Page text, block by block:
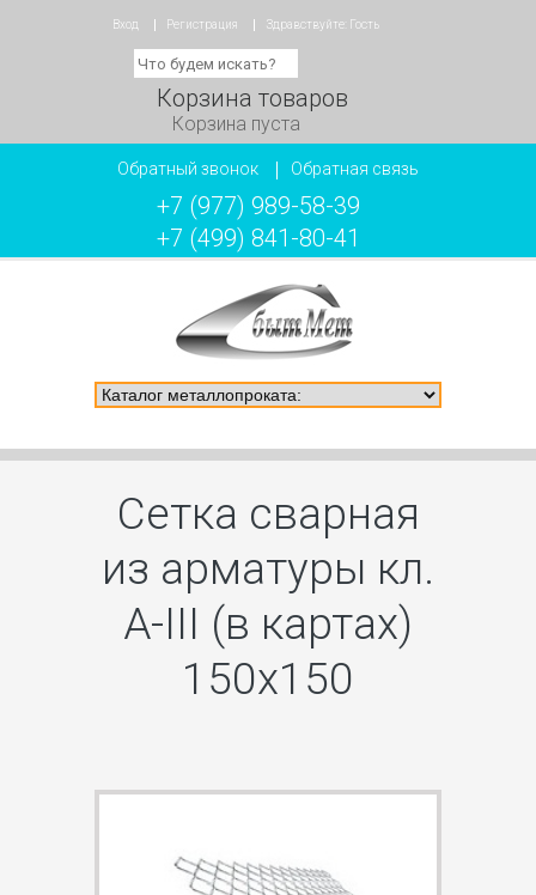
Вход Регистрация Здравствуйте: Гость
Корзина товаров
Корзина пуста
Обратный звонок Обратная связь
+7 (977) 989-58-39
+7 (499) 841-80-41
Сетка сварная
из арматуры кл.
А-III (в картах)
150х150